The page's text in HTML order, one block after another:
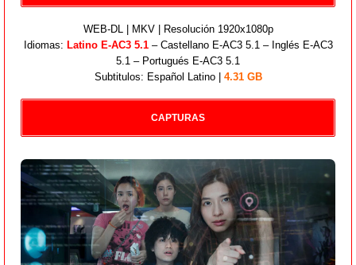
WEB-DL | MKV | Resolución 1920x1080p
Idiomas: Latino E-AC3 5.1– Castellano E-AC3 5.1 – Inglés E-AC3
5.1 – Portugués E-AC3 5.1
Subtitulos: Español Latino | 4.31 GB
CAPTURAS